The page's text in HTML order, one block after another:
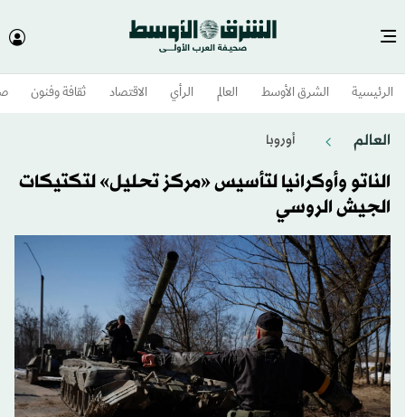
الرئيسية الشرق الأوسط​ العالم الرأي الاقتصاد ثقافة وفنون
العالم أوروبا
الناتو وأوكرانيا لتأسيس «مركز تحليل» لتكتيكات
الجيش الروسي